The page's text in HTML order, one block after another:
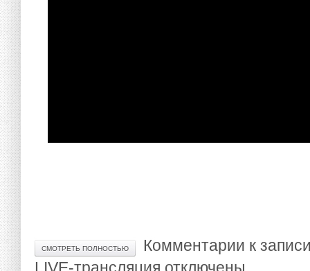
СМОТРЕТЬ ПОЛНОСТЬЮ Комментарии к